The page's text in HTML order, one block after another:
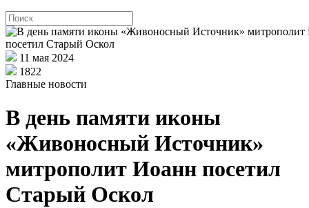
11 мая 2024
1822
Главные новости
В день памяти иконы
«Живоносный Источник»
митрополит Иоанн посетил
Старый Оскол